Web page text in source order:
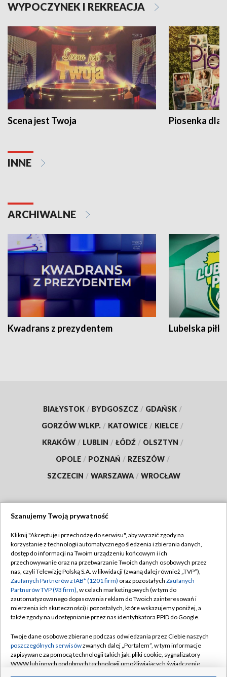
WYPOCZYNEK I REKREACJA
Scena jest Twoja Piosenka dla
INNE
ARCHIWALNE
Kwadrans z prezydentem Lubelska piłka
BIAŁYSTOK / BYDGOSZCZ / GDAŃSK /
GORZÓW WLKP. / KATOWICE / KIELCE /
KRAKÓW / LUBLIN / ŁÓDŹ / OLSZTYN /
OPOLE / POZNAŃ / RZESZÓW /
SZCZECIN / WARSZAWA / WROCŁAW
TVP
Abonament TVP
Emisja w TVP
Centrum informacji TVP
Naziemna Telewizja Cyfrowa
Rada Programowa
System NOS
Regulamin TVP
Polityka prywatności
Moje zgody
Pomoc
Kontakt
Szanujemy Twoją prywatność
Kliknij "Akceptuję i przechodzę do serwisu", aby wyrazić zgody na
korzystanie z technologii automatycznego śledzenia i zbierania danych,
dostęp do informacji na Twoim urządzeniu końcowym i ich
przechowywanie oraz na przetwarzanie Twoich danych osobowych przez
nas, czyli Telewizję Polską S.A. w likwidacji (zwaną dalej również „TVP”),
Zaufanych Partnerów z IAB* (1201 firm) oraz pozostałych Zaufanych
Partnerów TVP (93 firm), w celach marketingowych (w tym do
zautomatyzowanego dopasowania reklam do Twoich zainteresowań i
mierzenia ich skuteczności) i pozostałych, które wskazujemy poniżej, a
także zgody na udostępnianie przez nas identyfikatora PPID do Google.
Twoje dane osobowe zbierane podczas odwiedzania przez Ciebie naszych
poszczególnych serwisówzwanych dalej „Portalem”, w tym informacje
zapisywane za pomocą technologii takich jak: pliki cookie, sygnalizatory
WWW lub innych podobnych technologii umożliwiających świadczenie